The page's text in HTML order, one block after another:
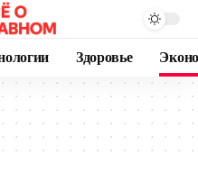
Здоровье